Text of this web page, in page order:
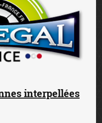
interpellées